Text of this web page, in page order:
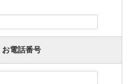
お電話番号